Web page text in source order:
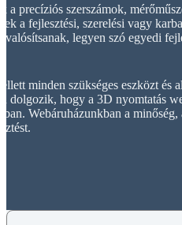
precíziós szerszámok,
a fejlesztési, szerelési vagy
legyen szó egyedi
minden szükséges eszközt
dolgozik, hogy a 3D nyomtatás
Webáruházunkban a